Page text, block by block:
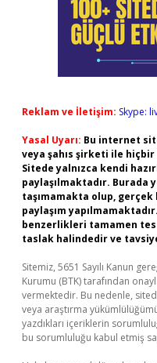
Reklam ve İletişim: Skype:
Yasal Uyarı: Bu internet
veya şahıs şirketi ile
Sitede yalnızca kendi
paylaşılmaktadır.
taşımamakta olup,
paylaşım
benzerlikleri tamamen
taslak halindedir ve
Sitemiz, 5651 Sayılı Kanun
Kurumu (BTK) tarafından
vermektedir. Bu nedenle,
veya araştırma
yazdıkları içeriklerin
bu sorumluluğu kabul etmiş